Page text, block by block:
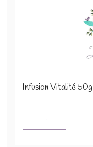
Infusion Vitalité 50g
-